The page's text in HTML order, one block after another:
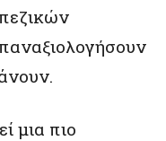
μια πιο